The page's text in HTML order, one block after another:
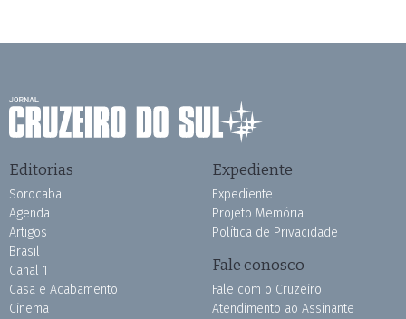
Editorias
Sorocaba
Agenda
Artigos
Brasil
Canal 1
Casa e Acabamento
Cinema
Expediente
Expediente
Projeto Memória
Política de Privacidade
Fale conosco
Fale com o Cruzeiro
Atendimento ao Assinante